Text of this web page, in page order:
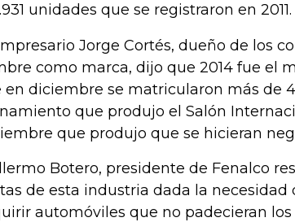
unidades que se registraron en 2011.
Jorge Cortés, dueño de los
como marca, dijo que 2014 fue el
en diciembre se matricularon más de
que produjo el Salón
que produjo que se hicieran
Botero, presidente de Fenalco
de esta industria dada la necesidad
automóviles que no padecieran